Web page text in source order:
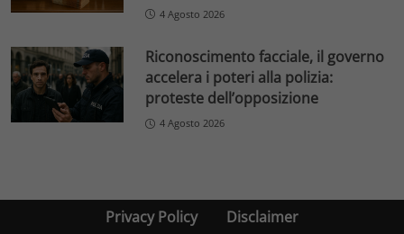
4 Agosto 2026
Riconoscimento facciale, il governo
accelera i poteri alla polizia:
proteste dell’opposizione
4 Agosto 2026
Privacy Policy Disclaimer